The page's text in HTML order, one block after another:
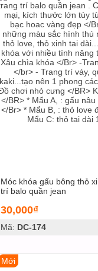
Móc khóa gấu bông thỏ
trí balo quần jean
30,000₫
Mã: DC-174
Mới